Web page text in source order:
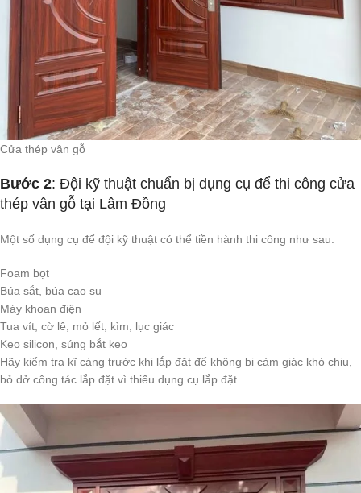
Cửa thép vân gỗ
Bước 2: Đội kỹ thuật chuẩn bị dụng cụ để thi công cửa
thép vân gỗ tại Lâm Đồng
Một số dụng cụ để đội kỹ thuật có thể tiền hành thi công như sau:
Foam bọt
Búa sắt, búa cao su
Máy khoan điện
Tua vít, cờ lê, mỏ lết, kìm, lục giác
Keo silicon, súng bắt keo
Hãy kiểm tra kĩ càng trước khi lắp đặt để không bị cảm giác khó chịu,
bỏ dở công tác lắp đặt vì thiếu dụng cụ lắp đặt